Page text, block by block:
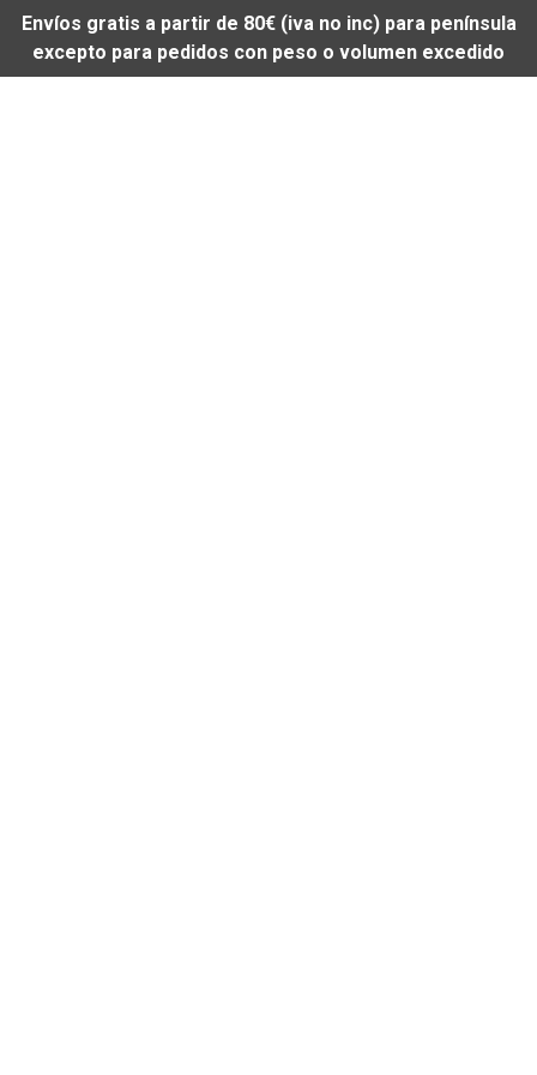
Envíos gratis a partir de 80€ (iva no inc) para península
excepto para pedidos con peso o volumen excedido